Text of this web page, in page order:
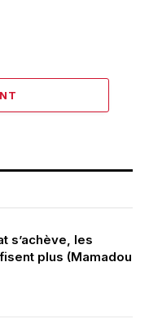
s’achève, les
plus (Mamadou